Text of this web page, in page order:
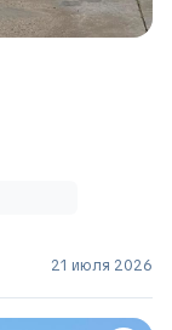
21 июля 2026